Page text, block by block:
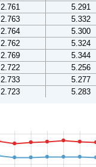
2.761
5.291
2.763
5.332
2.764
5.300
2.762
5.324
2.769
5.344
2.722
5.256
2.733
5.277
2.723 5.283